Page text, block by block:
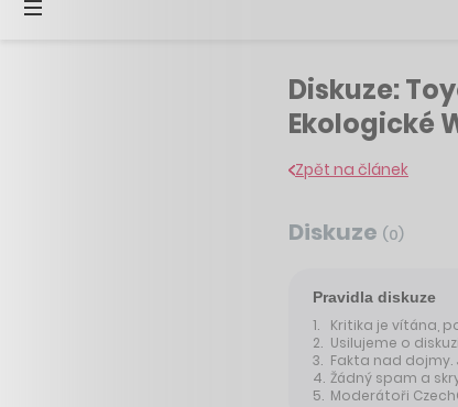
Diskuze:
Ekologické
Zpět na článek
Diskuze (0)
Pravidla diskuze
Kritika je vítána,
Usilujeme o
Fakta nad
Žádný spam a
Moderátoři